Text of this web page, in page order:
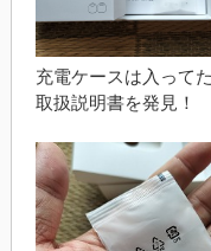
充電ケースは入って
取扱説明書を発見！